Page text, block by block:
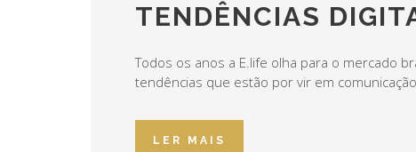
TENDÊNCIAS
Todos os anos a E.life olha para o mercado
tendências que estão por vir em
LER MAIS